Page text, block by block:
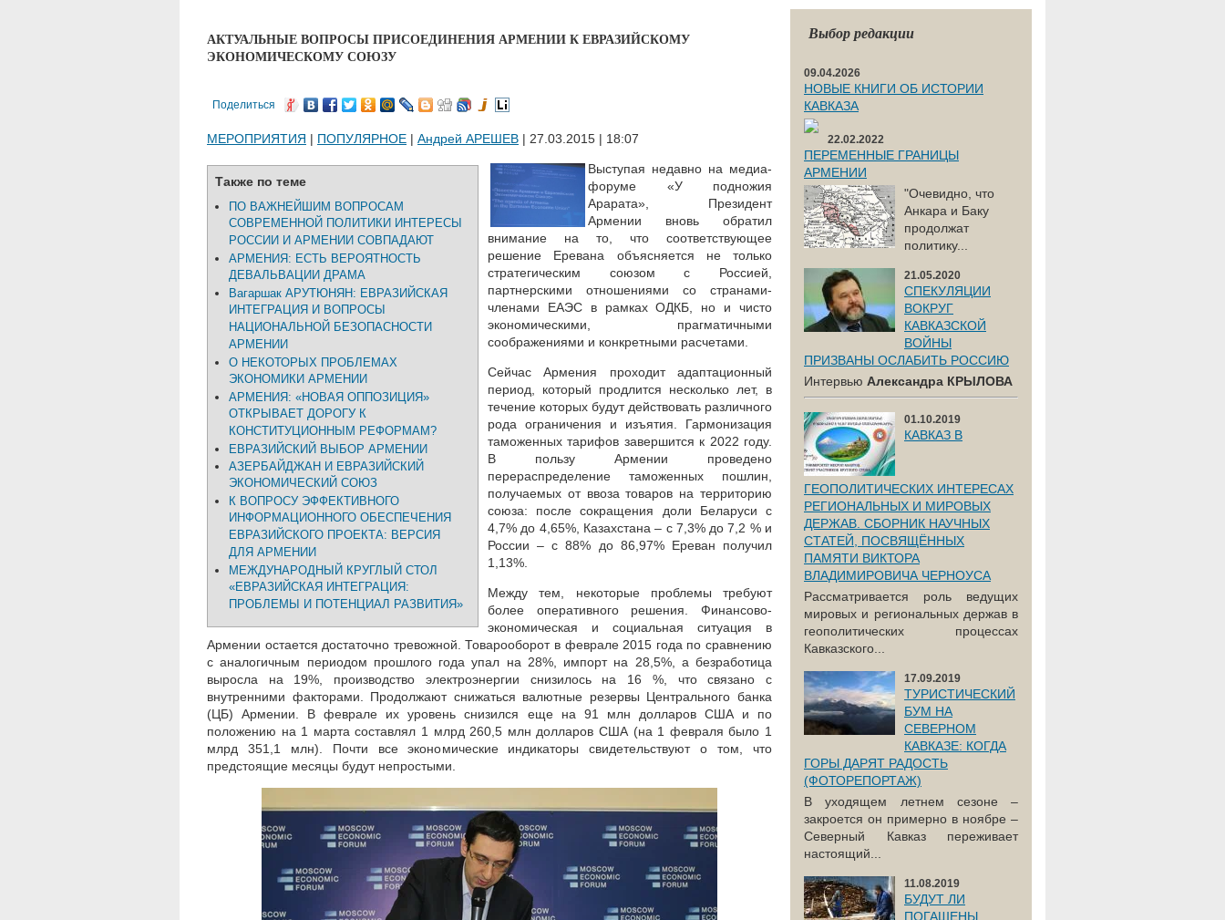
АКТУАЛЬНЫЕ ВОПРОСЫ ПРИСОЕДИНЕНИЯ АРМЕНИИ К ЕВРАЗИЙСКОМУ
ЭКОНОМИЧЕСКОМУ СОЮЗУ
Поделиться
МЕРОПРИЯТИЯ | ПОПУЛЯРНОЕ | Андрей АРЕШЕВ | 27.03.2015 | 18:07
Также по теме
ПО ВАЖНЕЙШИМ ВОПРОСАМ
СОВРЕМЕННОЙ ПОЛИТИКИ ИНТЕРЕСЫ
РОССИИ И АРМЕНИИ СОВПАДАЮТ
АРМЕНИЯ: ЕСТЬ ВЕРОЯТНОСТЬ
ДЕВАЛЬВАЦИИ ДРАМА
Вагаршак АРУТЮНЯН: ЕВРАЗИЙСКАЯ
ИНТЕГРАЦИЯ И ВОПРОСЫ
НАЦИОНАЛЬНОЙ БЕЗОПАСНОСТИ
АРМЕНИИ
О НЕКОТОРЫХ ПРОБЛЕМАХ
ЭКОНОМИКИ АРМЕНИИ
АРМЕНИЯ: «НОВАЯ ОППОЗИЦИЯ»
ОТКРЫВАЕТ ДОРОГУ К
КОНСТИТУЦИОННЫМ РЕФОРМАМ?
ЕВРАЗИЙСКИЙ ВЫБОР АРМЕНИИ
АЗЕРБАЙДЖАН И ЕВРАЗИЙСКИЙ
ЭКОНОМИЧЕСКИЙ СОЮЗ
К ВОПРОСУ ЭФФЕКТИВНОГО
ИНФОРМАЦИОННОГО ОБЕСПЕЧЕНИЯ
ЕВРАЗИЙСКОГО ПРОЕКТА: ВЕРСИЯ
ДЛЯ АРМЕНИИ
МЕЖДУНАРОДНЫЙ КРУГЛЫЙ СТОЛ
«ЕВРАЗИЙСКАЯ ИНТЕГРАЦИЯ:
ПРОБЛЕМЫ И ПОТЕНЦИАЛ РАЗВИТИЯ»
Выступая недавно на медиа-
форуме «У подножия
Арарата», Президент
Армении вновь обратил
внимание на то, что соответствующее
решение Еревана объясняется не только
стратегическим союзом с Россией,
партнерскими отношениями со странами-
членами ЕАЭС в рамках ОДКБ, но и чисто
экономическими, прагматичными
соображениями и конкретными расчетами.
Сейчас Армения проходит адаптационный
период, который продлится несколько лет, в
течение которых будут действовать различного
рода ограничения и изъятия. Гармонизация
таможенных тарифов завершится к 2022 году.
В пользу Армении проведено
перераспределение таможенных пошлин,
получаемых от ввоза товаров на территорию
союза: после сокращения доли Беларуси с
4,7% до 4,65%, Казахстана – с 7,3% до 7,2 % и
России – с 88% до 86,97% Ереван получил
1,13%.
Между тем, некоторые проблемы требуют
более оперативного решения. Финансово-
экономическая и социальная ситуация в
Армении остается достаточно тревожной. Товарооборот в феврале 2015 года по сравнению
с аналогичным периодом прошлого года упал на 28%, импорт на 28,5%, а безработица
выросла на 19%, производство электроэнергии снизилось на 16 %, что связано с
внутренними факторами. Продолжают снижаться валютные резервы Центрального банка
(ЦБ) Армении. В феврале их уровень снизился еще на 91 млн долларов США и по
положению на 1 марта составлял 1 млрд 260,5 млн долларов США (на 1 февраля было 1
млрд 351,1 млн). Почти все экономические индикаторы свидетельствуют о том, что
предстоящие месяцы будут непростыми.
Выбор редакции
09.04.2026
НОВЫЕ КНИГИ ОБ ИСТОРИИ
КАВКАЗА
22.02.2022
ПЕРЕМЕННЫЕ ГРАНИЦЫ
АРМЕНИИ
"Очевидно, что
Анкара и Баку
продолжат
политику...
21.05.2020
СПЕКУЛЯЦИИ
ВОКРУГ
КАВКАЗСКОЙ
ВОЙНЫ
ПРИЗВАНЫ ОСЛАБИТЬ РОССИЮ
Интервью Александра КРЫЛОВА
01.10.2019
КАВКАЗ В
ГЕОПОЛИТИЧЕСКИХ ИНТЕРЕСАХ
РЕГИОНАЛЬНЫХ И МИРОВЫХ
ДЕРЖАВ. СБОРНИК НАУЧНЫХ
СТАТЕЙ, ПОСВЯЩЁННЫХ
ПАМЯТИ ВИКТОРА
ВЛАДИМИРОВИЧА ЧЕРНОУСА
Рассматривается роль ведущих
мировых и региональных держав в
геополитических процессах
Кавказского...
17.09.2019
ТУРИСТИЧЕСКИЙ
БУМ НА
СЕВЕРНОМ
КАВКАЗЕ: КОГДА
ГОРЫ ДАРЯТ РАДОСТЬ
(ФОТОРЕПОРТАЖ)
В уходящем летнем сезоне –
закроется он примерно в ноябре –
Северный Кавказ переживает
настоящий...
11.08.2019
БУДУТ ЛИ
ПОГАШЕНЫ